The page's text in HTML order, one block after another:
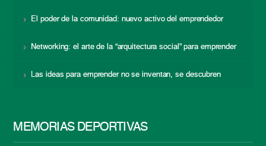
El poder de la comunidad: nuevo activo del emprendedor
Networking: el arte de la “arquitectura social” para emprender
Las ideas para emprender no se inventan, se descubren
MEMORIAS DEPORTIVAS